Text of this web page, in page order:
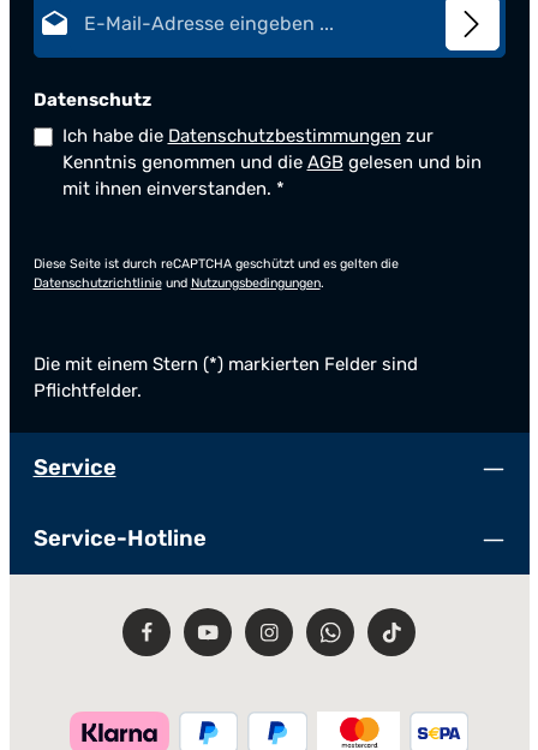
Datenschutz
Ich habe die Datenschutzbestimmungen zur
Kenntnis genommen und die AGBgelesen und bin
mit ihnen einverstanden. *
Diese Seite ist durch reCAPTCHA geschützt und es gelten die
Datenschutzrichtlinieund Nutzungsbedingungen.
Die mit einem Stern (*) markierten Felder sind
Pflichtfelder.
Service
Service-Hotline